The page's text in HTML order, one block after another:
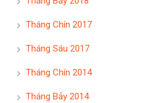
Tháng Chín 2017
Tháng Sáu 2017
Tháng Chín 2014
Tháng Bảy 2014